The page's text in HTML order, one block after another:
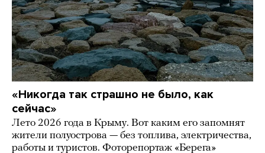
«Никогда так страшно не было, как
сейчас»
Лето 2026 года в Крыму. Вот каким его запомнят
жители полуострова — без топлива, электричества,
работы и туристов. Фоторепортаж «Берега»